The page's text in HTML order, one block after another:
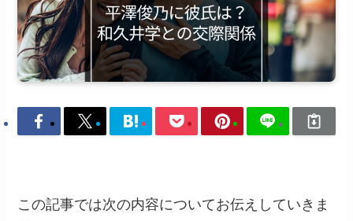
この記事では次の内容についてお伝えしていきま